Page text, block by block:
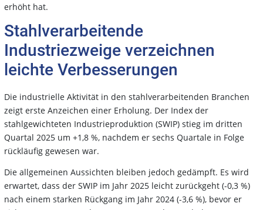
erhöht hat.
Stahlverarbeitende
Industriezweige verzeichnen
leichte Verbesserungen
Die industrielle Aktivität in den stahlverarbeitenden Branchen
zeigt erste Anzeichen einer Erholung. Der Index der
stahlgewichteten Industrieproduktion (SWIP) stieg im dritten
Quartal 2025 um +1,8 %, nachdem er sechs Quartale in Folge
rückläufig gewesen war.
Die allgemeinen Aussichten bleiben jedoch gedämpft. Es wird
erwartet, dass der SWIP im Jahr 2025 leicht zurückgeht (-0,3 %)
nach einem starken Rückgang im Jahr 2024 (-3,6 %), bevor er